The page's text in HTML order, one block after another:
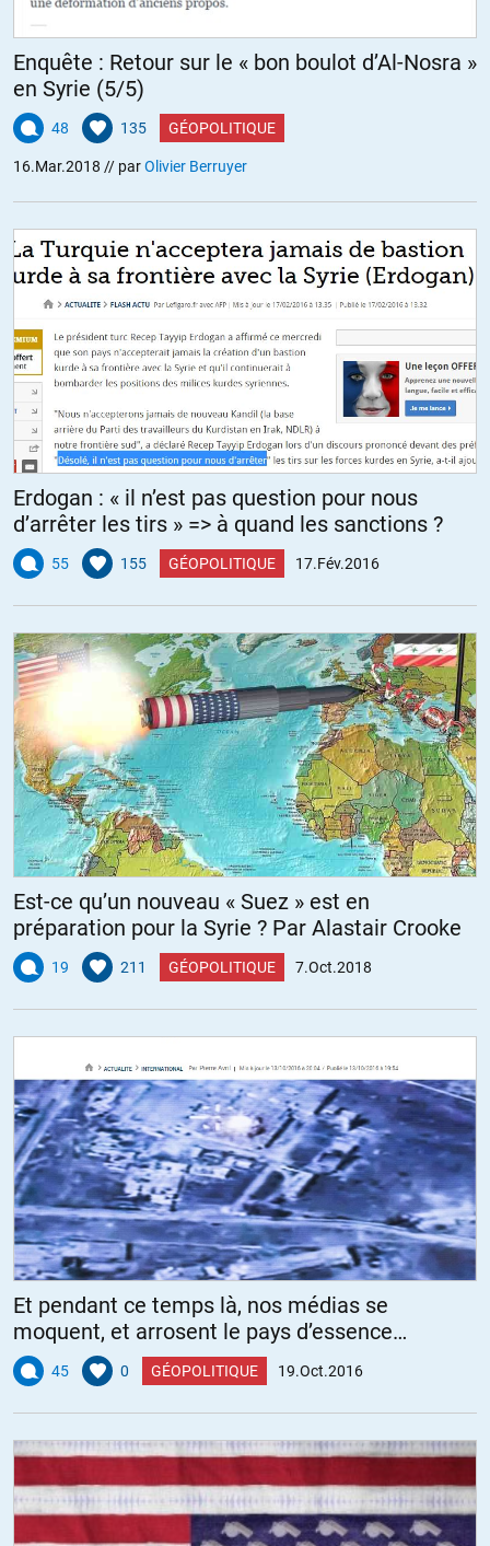
Enquête : Retour sur le « bon boulot d’Al-Nosra »
en Syrie (5/5)
48 135 GÉOPOLITIQUE
16.Mar.2018 // parOlivier Berruyer
Erdogan : « il n’est pas question pour nous
d’arrêter les tirs » => à quand les sanctions ?
55 155 GÉOPOLITIQUE 17.Fév.2016
Est-ce qu’un nouveau « Suez » est en
préparation pour la Syrie ? Par Alastair Crooke
19 211 GÉOPOLITIQUE 7.Oct.2018
Et pendant ce temps là, nos médias se
moquent, et arrosent le pays d’essence…
45 0 GÉOPOLITIQUE 19.Oct.2016